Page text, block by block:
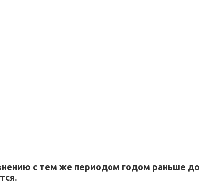
с тем же периодом годом раньше до